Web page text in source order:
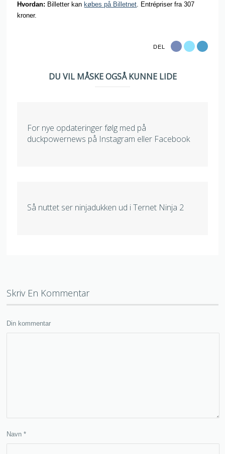
Hvordan: Billetter kan købes på Billetnet. Entrépriser fra 307
kroner.
DEL
DU VIL MÅSKE OGSÅ KUNNE LIDE
For nye opdateringer følg med på
duckpowernews på Instagram eller Facebook
Så nuttet ser ninjadukken ud i Ternet Ninja 2
Skriv En Kommentar
Din kommentar
Navn*